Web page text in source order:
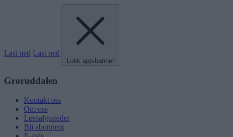
Last ned Last ned
Lukk app-banner
Groruddalen
Kontakt oss
Om oss
Løssalgssteder
Bli abonnent